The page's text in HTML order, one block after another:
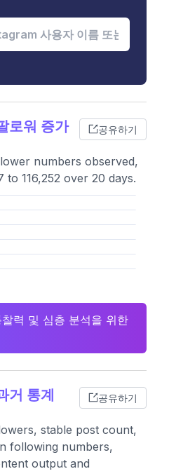
로워 증가 공유하기
numbers observed,
to 116,252 over 20 days.
력 및 심층 분석을 위한
거 통계 공유하기
stable post count,
following numbers,
output and